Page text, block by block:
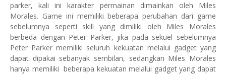
parker, kali ini karakter permainan dimainkan oleh Miles
Morales. Game ini memiliki beberapa perubahan dari game
sebelumnya seperti skill yang dimiliki oleh Miles Morales
berbeda dengan Peter Parker, jika pada sekuel sebelumnya
Peter Parker memiliki seluruh kekuatan melalui gadget yang
dapat dipakai sebanyak sembilan, sedangkan Miles Morales
hanya memiliki beberapa kekuatan melalui gadget yang dapat